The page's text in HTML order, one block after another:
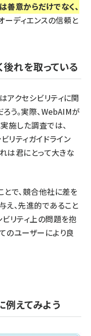
善意からだけでなく、
ーディエンスの信頼と
れを取っている
アクセシビリティに関
う。実際、WebAIMが
施した調査では、
リティガイドライン
れは君にとって大きな
とで、競合他社に差を
え、先進的であること
ビリティ上の問題を抱
のユーザーにより良
例えてみよう